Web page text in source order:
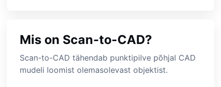
Mis on Scan-to-CAD?
Scan-to-CAD tähendab punktipilve põhjal CAD
mudeli loomist olemasolevast objektist.